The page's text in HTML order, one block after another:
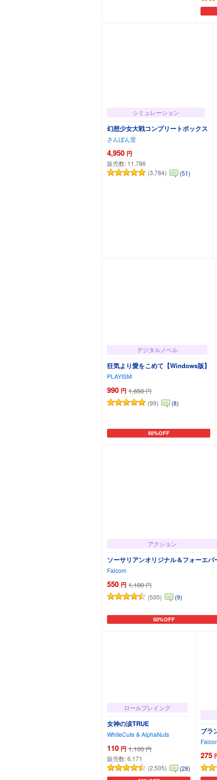
シミュレーション
幻想少女大戦コンプリートボックス
さんぼん堂
4,950 円
販売数: 11,786
(3,784)
(51)
デジタルノベル
狂気より愛をこめて【Windows版】
PLAYISM
990 円 1,650 円
(99)
(8)
40%OFF
カートに追加
アクション
ソーサリアンオリジナル＆フォーエバ
Falcom
550 円 1,100 円
(500)
(9)
50%OFF
カートに追加
ロールプレイング
女神の涙TRUE
WhiteCute & AlphaNuts
110 円 1,100 円
販売数:6,171
(2,505)
(28)
ブラ
275